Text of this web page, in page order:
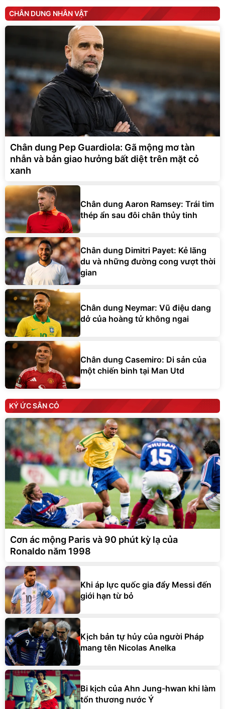
CHÂN DUNG NHÂN VẬT
Chân dung Pep Guardiola: Gã mộng mơ tàn
nhẫn và bản giao hưởng bất diệt trên mặt cỏ
xanh
Chân dung Aaron Ramsey: Trái tim
thép ẩn sau đôi chân thủy tinh
Chân dung Dimitri Payet: Kẻ lãng
du và những đường cong vượt thời
gian
Chân dung Neymar: Vũ điệu dang
dở của hoàng tử không ngai
Chân dung Casemiro: Di sản của
một chiến binh tại Man Utd
KÝ ỨC SÂN CỎ
Cơn ác mộng Paris và 90 phút kỳ lạ của
Ronaldo năm 1998
Khi áp lực quốc gia đẩy Messi đến
giới hạn từ bỏ
Kịch bản tự hủy của người Pháp
mang tên Nicolas Anelka
Bi kịch của Ahn Jung-hwan khi làm
tổn thương nước Ý